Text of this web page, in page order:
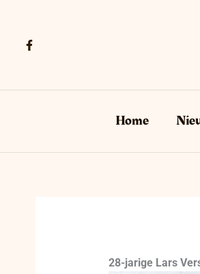
Home
28-jarige Lars